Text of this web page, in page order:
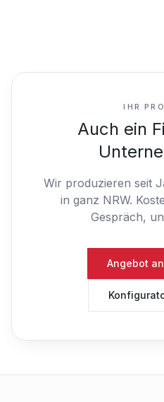
IHR
Auch ein
Wir produzieren seit
in ganz NRW.
Gespräch,
Angebot